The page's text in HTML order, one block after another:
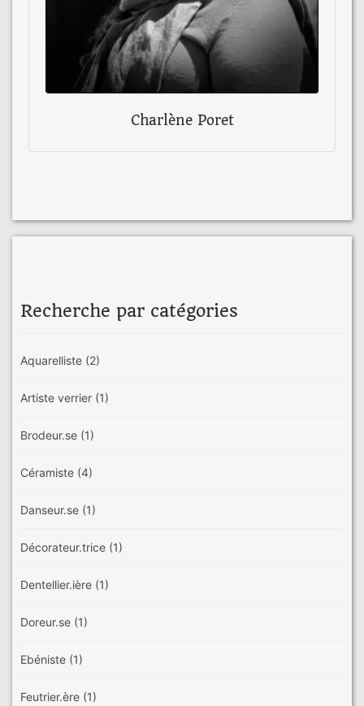
Recherche par catégories
Aquarelliste (2)
Artiste verrier (1)
Brodeur.se (1)
Céramiste (4)
Danseur.se (1)
Décorateur.trice (1)
Dentellier.ière (1)
Doreur.se (1)
Ebéniste (1)
Feutrier.ère (1)
Charlène Poret